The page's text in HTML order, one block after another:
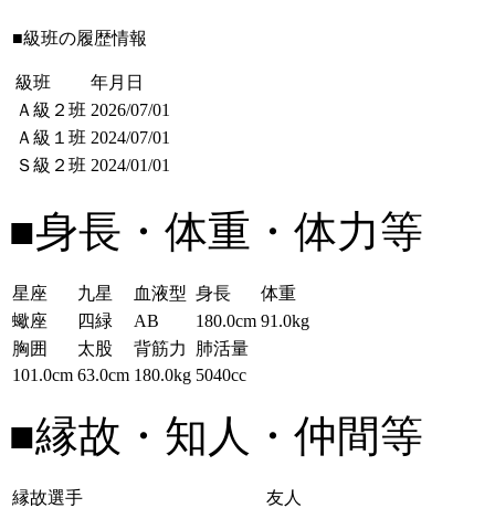
■級班の履歴情報
級班
年月日
Ａ級２班 2026/07/01
Ａ級１班 2024/07/01
Ｓ級２班 2024/01/01
■身長・体重・体力等
星座 九星 血液型 身長
体重
蠍座
四緑 AB 180.0cm 91.0kg
胸囲
太股 背筋力
肺活量
101.0cm 63.0cm 180.0kg 5040cc
■縁故・知人・仲間等
縁故選手 友人